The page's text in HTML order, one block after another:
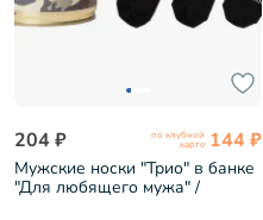
204 ₽ по клубной
карте 144 ₽
Мужские носки "Трио" в банке
"Для любящего мужа" /